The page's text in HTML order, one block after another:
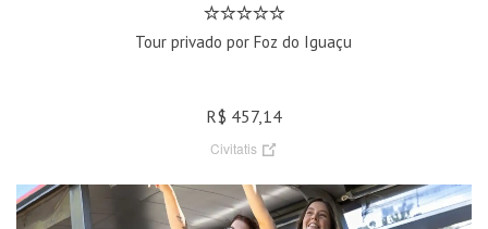
Tour privado por Foz do Iguaçu
R$ 457,14
Civitatis